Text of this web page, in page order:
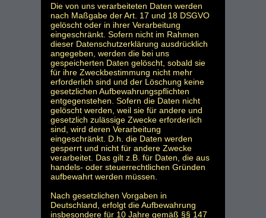
Die von uns verarbeiteten Daten werden
nach Maßgabe der Art. 17 und 18 DSGVO
gelöscht oder in ihrer Verarbeitung
eingeschränkt. Sofern nicht im Rahmen
dieser Datenschutzerklärung ausdrücklich
angegeben, werden die bei uns
gespeicherten Daten gelöscht, sobald sie
für ihre Zweckbestimmung nicht mehr
erforderlich sind und der Löschung keine
gesetzlichen Aufbewahrungspflichten
entgegenstehen. Sofern die Daten nicht
gelöscht werden, weil sie für andere und
gesetzlich zulässige Zwecke erforderlich
sind, wird deren Verarbeitung
eingeschränkt. D.h. die Daten werden
gesperrt und nicht für andere Zwecke
verarbeitet. Das gilt z.B. für Daten, die aus
handels- oder steuerrechtlichen Gründen
aufbewahrt werden müssen.
Nach gesetzlichen Vorgaben in
Deutschland, erfolgt die Aufbewahrung
insbesondere für 10 Jahre gemäß §§ 147